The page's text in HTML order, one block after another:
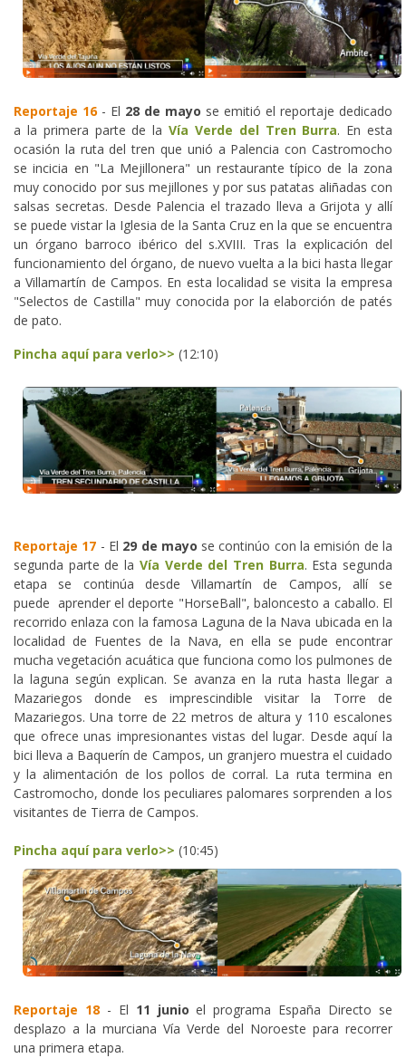
Reportaje 16- El 28 de mayo se emitió el reportaje dedicado
a la primera parte de la Vía Verde del Tren Burra. En esta
ocasión la ruta del tren que unió a Palencia con Castromocho
se incicia en "La Mejillonera" un restaurante típico de la zona
muy conocido por sus mejillones y por sus patatas aliñadas con
salsas secretas. Desde Palencia el trazado lleva a Grijota y allí
se puede vistar la Iglesia de la Santa Cruz en la que se encuentra
un órgano barroco ibérico del s.XVIII. Tras la explicación del
funcionamiento del órgano, de nuevo vuelta a la bici hasta llegar
a Villamartín de Campos. En esta localidad se visita la empresa
"Selectos de Castilla" muy conocida por la elaborción de patés
de pato.
Pincha aquí para verlo>> (12:10)
Reportaje 17 - El 29 de mayo se continúo con la emisión de la
segunda parte de la Vía Verde del Tren Burra. Esta segunda
etapa se continúa desde Villamartín de Campos, allí se
puede aprender el deporte "HorseBall", baloncesto a caballo. El
recorrido enlaza con la famosa Laguna de la Nava ubicada en la
localidad de Fuentes de la Nava, en ella se pude encontrar
mucha vegetación acuática que funciona como los pulmones de
la laguna según explican. Se avanza en la ruta hasta llegar a
Mazariegos donde es imprescindible visitar la Torre de
Mazariegos. Una torre de 22 metros de altura y 110 escalones
que ofrece unas impresionantes vistas del lugar. Desde aquí la
bici lleva a Baquerín de Campos, un granjero muestra el cuidado
y la alimentación de los pollos de corral. La ruta termina en
Castromocho, donde los peculiares palomares sorprenden a los
visitantes de Tierra de Campos.
Pincha aquí para verlo>> (10:45)
Reportaje 18- El 11 junio el programa España Directo se
desplazo a la murciana Vía Verde del Noroeste para recorrer
una primera etapa.